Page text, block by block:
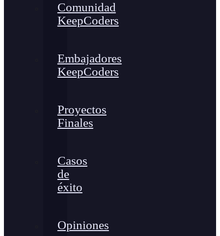
Comunidad
KeepCoders
Embajadores
KeepCoders
Proyectos
Finales
Casos
de
éxito
Opiniones